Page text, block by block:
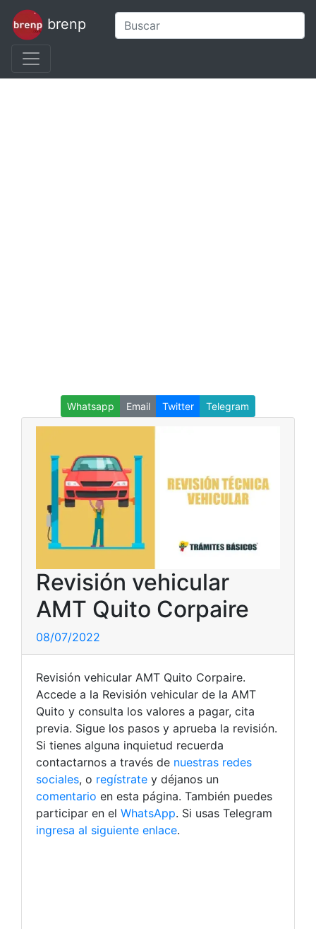
brenp
Whatsapp Email Twitter Telegram
Revisión vehicular
AMT Quito Corpaire
08/07/2022
Revisión vehicular AMT Quito Corpaire.
Accede a la Revisión vehicular de la AMT
Quito y consulta los valores a pagar, cita
previa. Sigue los pasos y aprueba la revisión.
Si tienes alguna inquietud recuerda
contactarnos a través de nuestras redes
sociales, o regístrate y déjanos un
comentario en esta página. También puedes
participar en el WhatsApp. Si usas Telegram
ingresa al siguiente enlace.